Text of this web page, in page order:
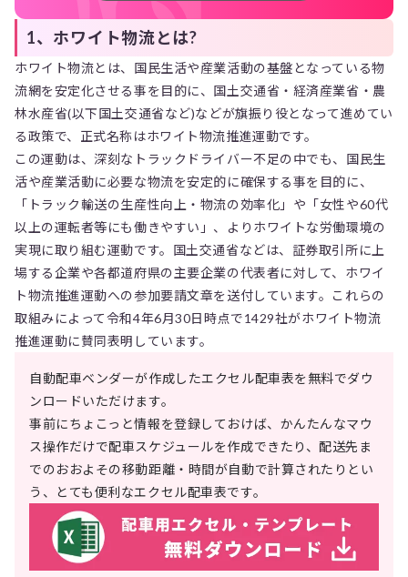
1、ホワイト物流とは?
ホワイト物流とは、国民生活や産業活動の基盤となっている物
流網を安定化させる事を目的に、国土交通省・経済産業省・農
林水産省(以下国土交通省など)などが旗振り役となって進めてい
る政策で、正式名称はホワイト物流推進運動です。
この運動は、深刻なトラックドライバー不足の中でも、国民生
活や産業活動に必要な物流を安定的に確保する事を目的に、
「トラック輸送の生産性向上・物流の効率化」や「女性や60代
以上の運転者等にも働きやすい」、よりホワイトな労働環境の
実現に取り組む運動です。国土交通省などは、証券取引所に上
場する企業や各都道府県の主要企業の代表者に対して、ホワイ
ト物流推進運動への参加要請文章を送付しています。これらの
取組みによって令和4年6月30日時点で1429社がホワイト物流
推進運動に賛同表明しています。
自動配車ベンダーが作成したエクセル配車表を無料でダウ
ンロードいただけます。
事前にちょこっと情報を登録しておけば、かんたんなマウ
ス操作だけで配車スケジュールを作成できたり、配送先ま
でのおおよその移動距離・時間が自動で計算されたりとい
う、とても便利なエクセル配車表です。